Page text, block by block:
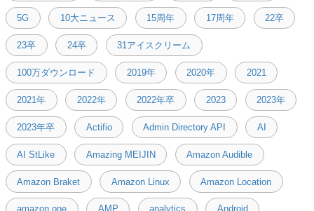
5G 10大ニュース 15周年 17周年 22卒
23卒 24卒 31アイスクリーム
100万ダウンロード 2019年 2020年 2021
2021年 2022年 2022年卒 2023 2023年
2023年卒 Actifio Admin Directory API AI
AI StLike Amazing MEIJIN Amazon Audible
Amazon Braket Amazon Linux Amazon Location
amazon one AMP analytics Android